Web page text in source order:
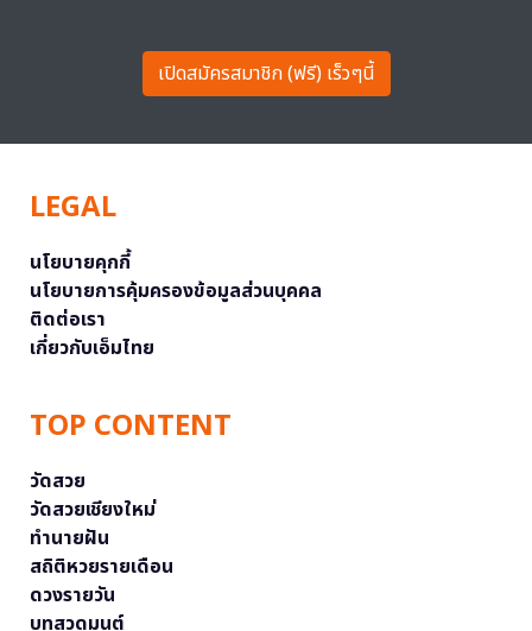
เปิดสมัครสมาชิก (ฟรี) เร็วๆนี้
LEGAL
นโยบายคุกกี้
นโยบายการคุ้มครองข้อมูลส่วนบุคคล
ติดต่อเรา
เกี่ยวกับเอ็มไทย
TOP CONTENT
วัดสวย
วัดสวยเชียงใหม่
ทำนายฝัน
สถิติหวยรายเดือน
ดวงรายวัน
บทสวดมนต์